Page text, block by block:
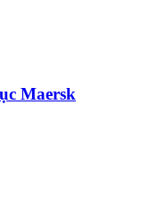
Maersk